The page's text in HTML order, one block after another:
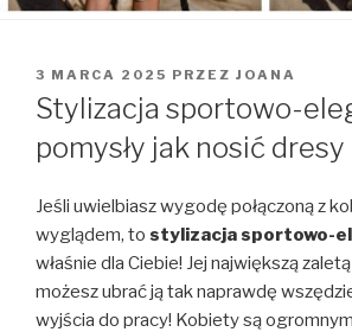
OPUBLIKOWANE
W
3 MARCA 2025 PRZEZ JOANA
Stylizacja sportowo-
pomysły jak nosić dresy
Jeśli uwielbiasz wygodę połączoną z
wyglądem, to stylizacja sportowo-
właśnie dla Ciebie! Jej największą
możesz ubrać ją tak naprawdę
wyjścia do pracy! Kobiety są